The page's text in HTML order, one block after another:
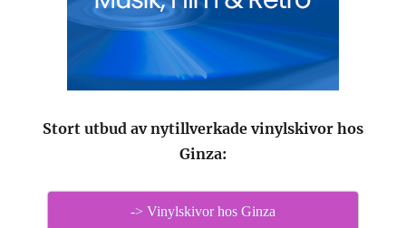
Stort utbud av nytillverkade vinylskivor hos
Ginza:
-> Vinylskivor hos Ginza